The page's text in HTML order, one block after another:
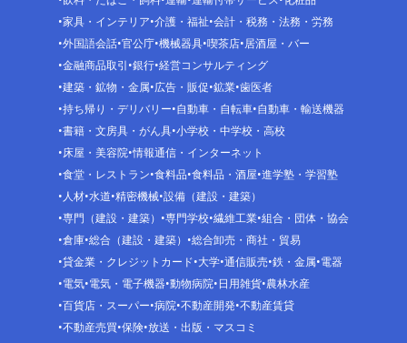
家具・インテリア 介護・福祉 会計・税務・法務・労務
外国語会話 官公庁 機械器具 喫茶店 居酒屋・バー
金融商品取引 銀行 経営コンサルティング
建築・鉱物・金属 広告・販促 鉱業 歯医者
持ち帰り・デリバリー 自動車・自転車 自動車・輸送機器
書籍・文房具・がん具 小学校・中学校・高校
床屋・美容院 情報通信・インターネット
食堂・レストラン 食料品 食料品・酒屋 進学塾・学習塾
人材 水道 精密機械 設備（建設・建築）
専門（建設・建築）
専門学校 繊維工業 組合・団体・協会
倉庫 総合（建設・建築）
総合卸売・商社・貿易
貸金業・クレジットカード 大学 通信販売 鉄・金属 電器
電気 電気・電子機器 動物病院 日用雑貨 農林水産
百貨店・スーパー 病院 不動産開発 不動産賃貸
不動産売買 保険 放送・出版・マスコミ